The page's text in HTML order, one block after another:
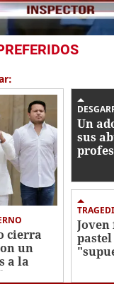
cierra
un
a la
Un
sus
en